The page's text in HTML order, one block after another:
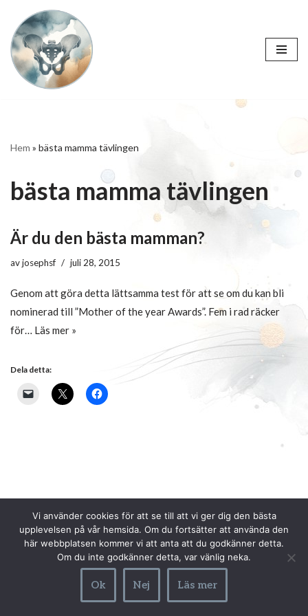
Hoppa
till
innehåll
Hem » bästa mamma tävlingen
bästa mamma tävlingen
Är du den bästa mamman?
avjosephsf juli 28, 2015
Genom att göra detta lättsamma test för att se om du kan bli
nominerad till ”Mother of the year Awards”. Fem i rad räcker
för… Läs mer »
Dela detta:
Neve| Drivs medWordPress
Vi använder cookies för att se till att vi ger dig den bästa
upplevelsen på vår hemsida. Om du fortsätter att använda den
här webbplatsen kommer vi att anta att du godkänner detta.
Om du inte godkänner detta, var vänlig neka.
Ok Nej Läs mer